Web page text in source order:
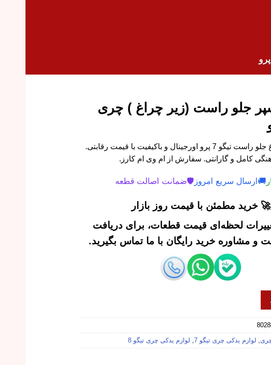
جلو راست (زیر چراغ ) چری
کشویی زیر چراغ جلو راست تیگو 7 پرو اورجینال و باکیفیت با قیمت رقابتی.
کامل و گارانتی. سفارش از ام وی ام کارز.
🚚 ارسال سریع امروز 🛡️ضمانت اصالت قطعه
🚀 خرید مطمئن با قیمت روز بازار
لحظه‌ای قیمت قطعات، برای دریافت
و مشاوره خرید رایگان با ما تماس بگیرید.
لوازم یدکی چری تیگو 7 لوازم یدکی چری تیگو 8